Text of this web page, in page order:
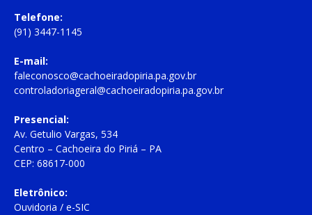
Telefone:
(91) 3447-1145
E-mail:
faleconosco@cachoeiradopiria.pa.gov.br
controladoriageral@cachoeiradopiria.pa.gov.br
Presencial:
Av. Getulio Vargas, 534
Centro – Cachoeira do Piriá – PA
CEP: 68617-000
Eletrônico:
Ouvidoria / e-SIC